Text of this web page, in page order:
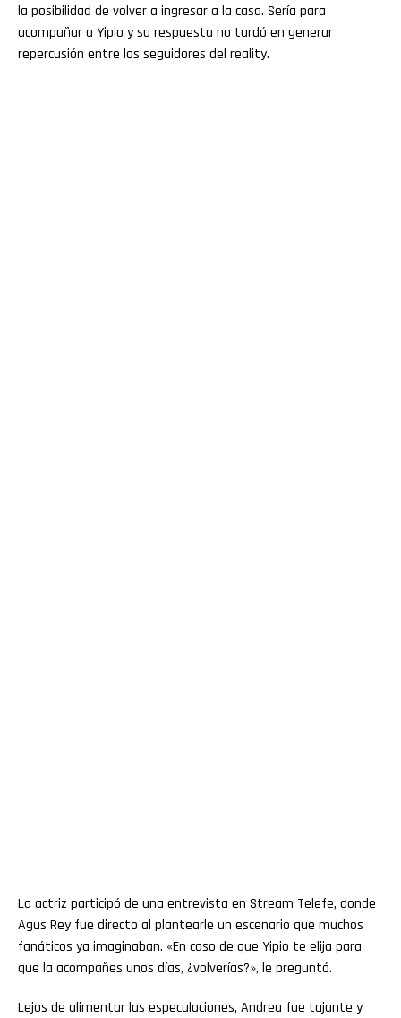
la posibilidad de volver a ingresar a la casa. Sería para
acompañar a Yipio y su respuesta no tardó en generar
repercusión entre los seguidores del reality.
La actriz participó de una entrevista en Stream Telefe, donde
Agus Rey fue directo al plantearle un escenario que muchos
fanáticos ya imaginaban. «En caso de que Yipio te elija para
que la acompañes unos días, ¿volverías?», le preguntó.
Lejos de alimentar las especulaciones, Andrea fue tajante y